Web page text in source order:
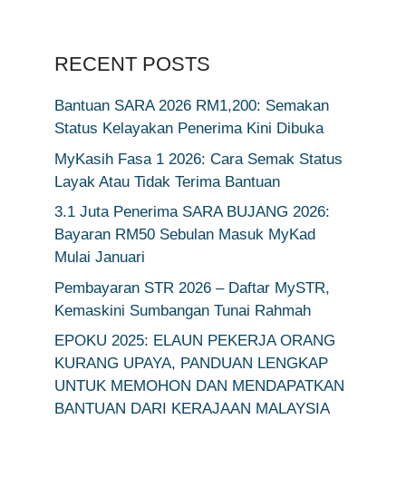
RECENT POSTS
Bantuan SARA 2026 RM1,200: Semakan
Status Kelayakan Penerima Kini Dibuka
MyKasih Fasa 1 2026: Cara Semak Status
Layak Atau Tidak Terima Bantuan
3.1 Juta Penerima SARA BUJANG 2026:
Bayaran RM50 Sebulan Masuk MyKad
Mulai Januari
Pembayaran STR 2026 – Daftar MySTR,
Kemaskini Sumbangan Tunai Rahmah
EPOKU 2025: ELAUN PEKERJA ORANG
KURANG UPAYA, PANDUAN LENGKAP
UNTUK MEMOHON DAN MENDAPATKAN
BANTUAN DARI KERAJAAN MALAYSIA